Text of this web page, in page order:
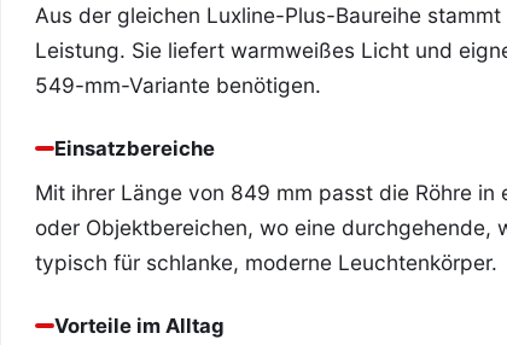
Aus der gleichen Luxline-Plus-Baureihe
Leistung. Sie liefert warmweißes Licht und
549-mm-Variante benötigen.
Einsatzbereiche
Mit ihrer Länge von 849 mm passt die Röhre
oder Objektbereichen, wo eine
typisch für schlanke, moderne Leuchtenkörper.
Vorteile im Alltag